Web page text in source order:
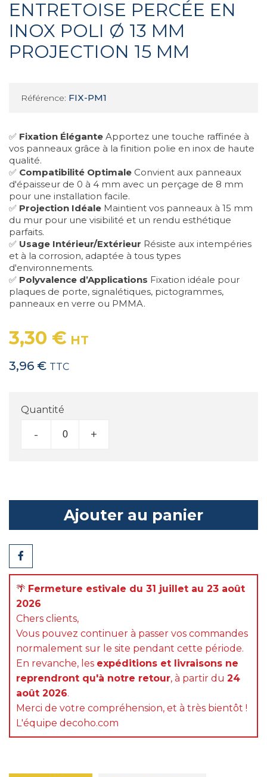
ENTRETOISE PERCÉE EN
INOX POLI Ø 13 MM
PROJECTION 15 MM
Référence: FIX-PM1
✅ Fixation Élégante Apportez une touche raffinée à
vos panneaux grâce à la finition polie en inox de haute
qualité.
✅ Compatibilité Optimale Convient aux panneaux
d'épaisseur de 0 à 4 mm avec un perçage de 8 mm
pour une installation facile.
✅ Projection Idéale Maintient vos panneaux à 15 mm
du mur pour une visibilité et un rendu esthétique
parfaits.
✅ Usage Intérieur/Extérieur Résiste aux intempéries
et à la corrosion, adaptée à tous types
d'environnements.
✅ Polyvalence d’Applications Fixation idéale pour
plaques de porte, signalétiques, pictogrammes,
panneaux en verre ou PMMA.
3,30 € HT
3,96 € TTC
Quantité
- +
Ajouter au panier
Partager
🌴 Fermeture estivale du 31 juillet au 23 août
2026
Chers clients,
Vous pouvez continuer à passer vos commandes
normalement sur le site pendant cette période.
En revanche, les expéditions et livraisons ne
reprendront qu'à notre retour, à partir du 24
août 2026.
Merci de votre compréhension, et à très bientôt !
L'équipe decoho.com